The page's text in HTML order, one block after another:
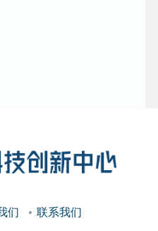
们 联系我们